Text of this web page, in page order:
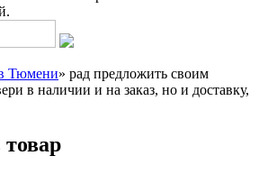
Тюмени» рад предложить своим
в наличии и на заказ, но и доставку,